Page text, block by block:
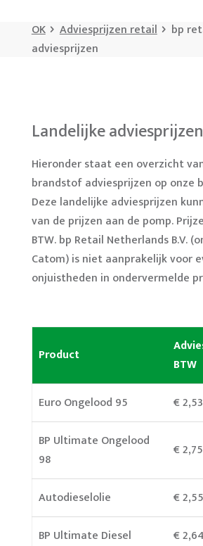
OK Adviesprijzen retail
bp
adviesprijzen
Landelijke
Hieronder staat een overzicht
brandstof adviesprijzen op onze
Deze landelijke adviesprijzen
van de prijzen aan de pomp.
BTW. bp Retail Netherlands B.V.
Catom) is niet aanprakelijk voor
onjuistheden in ondervermelde
Product
BTW
Euro Ongelood 95
€
BP Ultimate Ongelood
98
€
Autodieselolie
€
BP Ultimate Diesel
€